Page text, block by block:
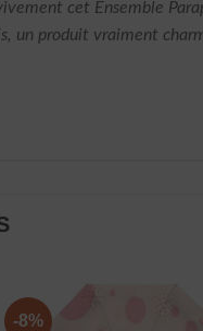
cet Ensemble
un produit vraiment
-8%